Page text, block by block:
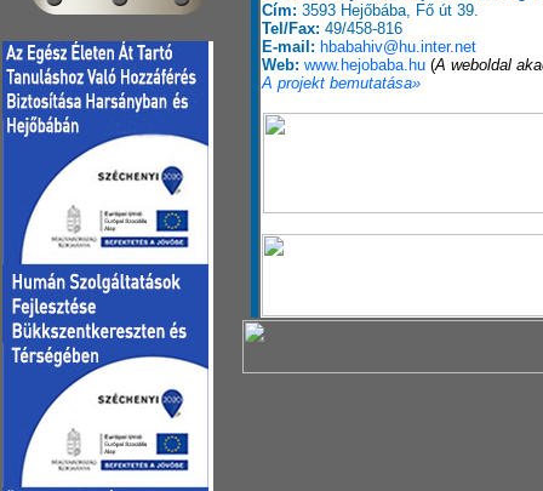
Cím: 3593 Hejőbába, Fő út 39.
Tel/Fax: 49/458-816
E-mail: hbabahiv@hu.inter.net
Web: www.hejobaba.hu (A weboldal
A projekt bemutatása»